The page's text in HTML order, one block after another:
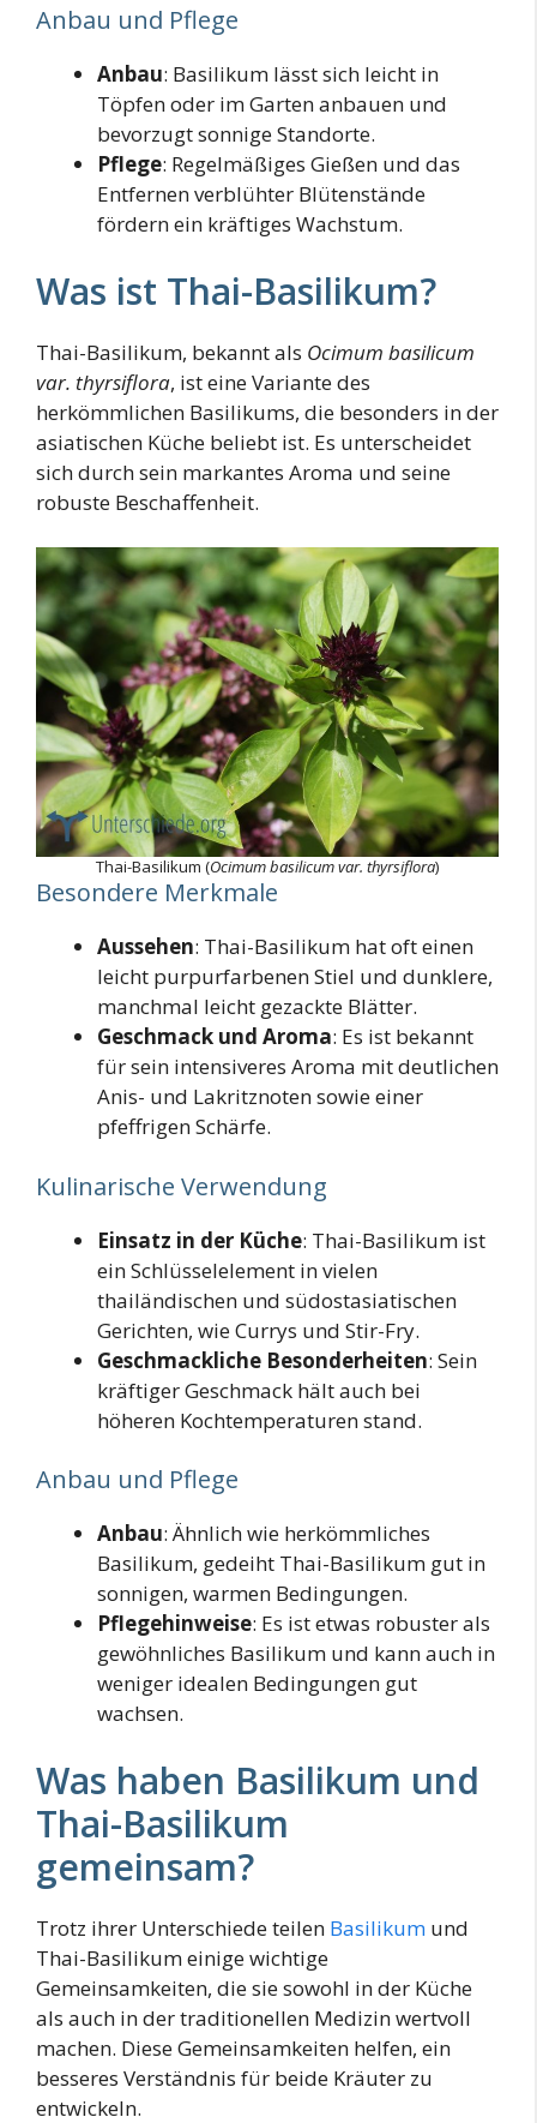
Anbau und Pflege
Anbau: Basilikum lässt sich leicht in
Töpfen oder im Garten anbauen und
bevorzugt sonnige Standorte.
Pflege: Regelmäßiges Gießen und das
Entfernen verblühter Blütenstände
fördern ein kräftiges Wachstum.
Was ist Thai-Basilikum?
Thai-Basilikum, bekannt als Ocimum basilicum
var. thyrsiflora, ist eine Variante des
herkömmlichen Basilikums, die besonders in der
asiatischen Küche beliebt ist. Es unterscheidet
sich durch sein markantes Aroma und seine
robuste Beschaffenheit.
Thai-Basilikum (Ocimum basilicum var. thyrsiflora)
Besondere Merkmale
Aussehen: Thai-Basilikum hat oft einen
leicht purpurfarbenen Stiel und dunklere,
manchmal leicht gezackte Blätter.
Geschmack und Aroma: Es ist bekannt
für sein intensiveres Aroma mit deutlichen
Anis- und Lakritznoten sowie einer
pfeffrigen Schärfe.
Kulinarische Verwendung
Einsatz in der Küche: Thai-Basilikum ist
ein Schlüsselelement in vielen
thailändischen und südostasiatischen
Gerichten, wie Currys und Stir-Fry.
Geschmackliche Besonderheiten: Sein
kräftiger Geschmack hält auch bei
höheren Kochtemperaturen stand.
Anbau und Pflege
Anbau: Ähnlich wie herkömmliches
Basilikum, gedeiht Thai-Basilikum gut in
sonnigen, warmen Bedingungen.
Pflegehinweise: Es ist etwas robuster als
gewöhnliches Basilikum und kann auch in
weniger idealen Bedingungen gut
wachsen.
Was haben Basilikum und
Thai-Basilikum
gemeinsam?
Trotz ihrer Unterschiede teilen Basilikum und
Thai-Basilikum einige wichtige
Gemeinsamkeiten, die sie sowohl in der Küche
als auch in der traditionellen Medizin wertvoll
machen. Diese Gemeinsamkeiten helfen, ein
besseres Verständnis für beide Kräuter zu
entwickeln.